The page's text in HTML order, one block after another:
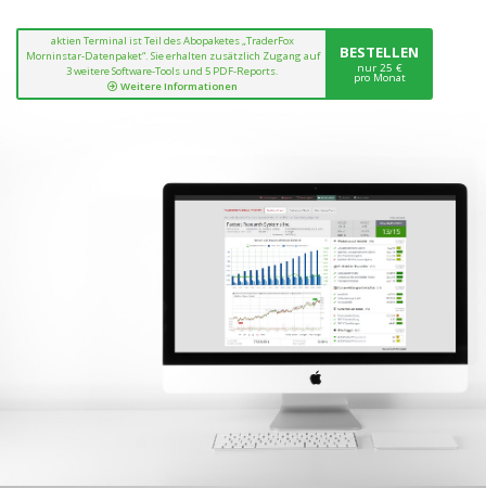
aktien Terminal ist Teil des Abopaketes „TraderFox
Morninstar-Datenpaket“. Sie erhalten zusätzlich Zugang auf
3 weitere Software-Tools und 5 PDF-Reports.
Weitere Informationen
BESTELLEN
nur 25 €
pro Monat